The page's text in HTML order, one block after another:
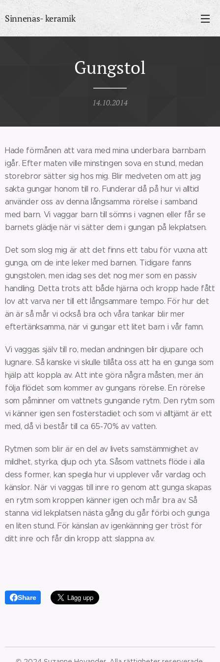
Sinnenas- keramik
Gungstol
14.10.2014
Hade förmånen att vara med mina underbara barnbarn
igår. Efter maten ville minstingen sova en stund, medan
storebror sätter sig hos mig. Blir medveten om att jag
sakta gungar honom till ro. Funderar då på hur vi alltid
använder oss av denna långsamma rörelse i samband
med barn. Vi vaggar barn till sömns i vagnen eller får se
barnets glädje när vi sätter dem i gungan på lekplatsen.
Det som slog mig är att det finns ett tabu för vuxna att
gunga, om de inte leker med barnen. Tidigare fanns
gungstolen, men idag ses det nog mer som en passiv
handling. Detta trots att både hjärna och kropp hade fått
lov att varva ner till ett långsammare tempo. För hur det
än är så mår vi också bra och våra tankar blir mer
eftertänksamma, när vi gungar ett litet barn i vår famn.
Vi vaggas själv till ro, medan andningen blir djupare och
lugnare. Så kanske vi skulle tillåta oss att ha en gunga som
hjälp att koppla av. Att inte göra några måsten, mer än
följa flödet som kommer av gungans rörelse. En rörelse
som påminner om vattnets gungande rytm. Den rytm som
vi känner igen sen fosterstadiet och som vi alltjämt är ett
med, då vi består till ca 65-70% av vatten.
Rytmen som blir är en del av livets samstämmighet av
mildhet, styrka, djup och yta. Såsom vattnets flöde i alla
dess former, kan spegla hur vi upplever vår vardag och
känslor. När vi vaggas till inre ro genom att gunga skapas
en rytm som kroppen känner igen och mår bra av. Så
stanna vid lekplatsen nästa gång du går förbi och gunga
en liten stund. För känslan av igenkänning ger tröst för
ditt inre och får din kropp att slappna av.
Share